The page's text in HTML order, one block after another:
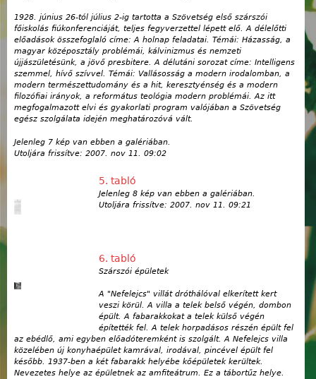
1928. június 26-tól július 2-ig tartotta a Szövetség első szárszói
főiskolás fiúkonferenciáját, teljes fegyverzettel lépett elő. A délelőtti
előadások összefoglaló címe: A holnap feladatai. Témái: Házasság, a
magyar középosztály problémái, kálvinizmus és nemzeti
újjászületésünk, a jövő presbitere. A délutáni sorozat címe: Intelligens
szemmel, hívő szívvel. Témái: Vallásosság a modern irodalomban, a
modern természettudomány és a hit, keresztyénség és a modern
filozófiai irányok, a református teológia modern problémái. Az itt
megfogalmazott elvi és gyakorlati program valójában a Szövetség
egész szolgálata idején meghatározóvá vált.
Jelenleg 7 kép van ebben a galériában.
Utoljára frissítve: 2007. nov 11. 09:02
5. tabló
Jelenleg 8 kép van ebben a galériában.
Utoljára frissítve: 2007. nov 11. 09:21
6. tabló
Szárszói épületek
A "Nefelejcs" villát dróthálóval elkerített kert
veszi körül. A villa a telek belső végén, dombon
épült. A fabarakkokat a telek külső végén
építették fel. A telek horpadásos részén épült fel
az ebédlő, ami egyben előadóteremként is szolgált. A Nefelejcs villa
közelében új konyhaépület kamrával, irodával, pincével épült fel
később. 1937-ben a két fabarakk helyébe kőépületek kerültek.
Nevezetes helye az épületnek az amfiteátrum. Ez a tábortűz helye.